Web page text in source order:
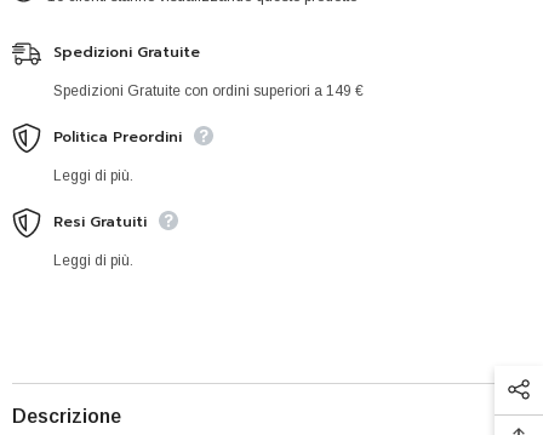
Spedizioni Gratuite
Spedizioni Gratuite con ordini superiori a 149 €
Politica Preordini
Leggi di più.
Resi Gratuiti
Leggi di più.
Descrizione